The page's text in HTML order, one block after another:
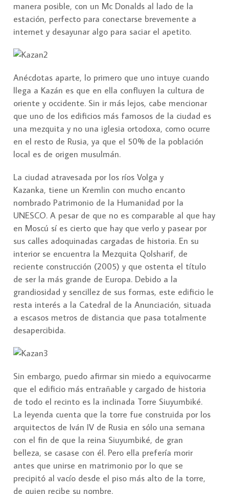
manera posible, con un Mc Donalds al lado de la
estación, perfecto para conectarse brevemente a
internet y desayunar algo para saciar el apetito.
Anécdotas aparte, lo primero que uno intuye cuando
llega a Kazán es que en ella confluyen la cultura de
oriente y occidente. Sin ir más lejos, cabe mencionar
que uno de los edificios más famosos de la ciudad es
una mezquita y no una iglesia ortodoxa, como ocurre
en el resto de Rusia, ya que el 50% de la población
local es de origen musulmán.
La ciudad atravesada por los ríos Volga y
Kazanka, tiene un Kremlin con mucho encanto
nombrado Patrimonio de la Humanidad por la
UNESCO. A pesar de que no es comparable al que hay
en Moscú sí es cierto que hay que verlo y pasear por
sus calles adoquinadas cargadas de historia. En su
interior se encuentra la Mezquita Qolsharif, de
reciente construcción (2005) y que ostenta el título
de ser la más grande de Europa. Debido a la
grandiosidad y sencillez de sus formas, este edificio le
resta interés a la Catedral de la Anunciación, situada
a escasos metros de distancia que pasa totalmente
desapercibida.
Sin embargo, puedo afirmar sin miedo a equivocarme
que el edificio más entrañable y cargado de historia
de todo el recinto es la inclinada Torre Siuyumbiké.
La leyenda cuenta que la torre fue construida por los
arquitectos de Iván IV de Rusia en sólo una semana
con el fin de que la reina Siuyumbiké, de gran
belleza, se casase con él. Pero ella prefería morir
antes que unirse en matrimonio por lo que se
precipitó al vacío desde el piso más alto de la torre,
de quien recibe su nombre.